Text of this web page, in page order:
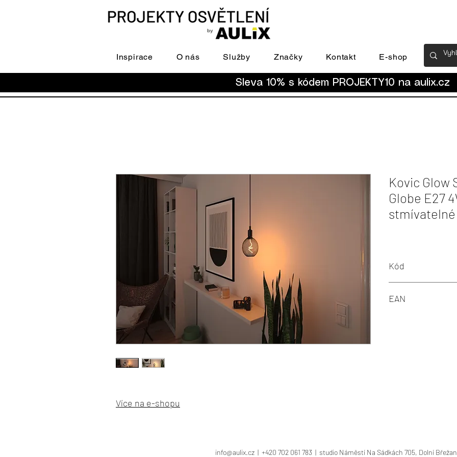
Inspirace O nás Služby Značky Kontakt E-shop
Sleva 10% s kódem PROJEKTY10 na aulix.cz
Více na e-shopu
Kovic Glow
Globe E27
stmívatelné
Kód
EAN
info@aulix.cz | +420 702 061 783 | studio Náměstí Na Sádkách 705, Dolní